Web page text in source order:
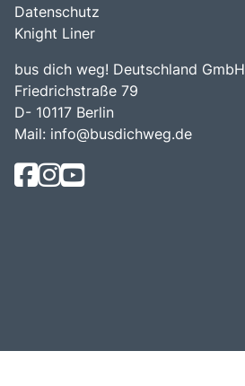
Datenschutz
Knight Liner
bus dich weg! Deutschland GmbH
Friedrichstraße 79
D- 10117 Berlin
Mail: info@busdichweg.de